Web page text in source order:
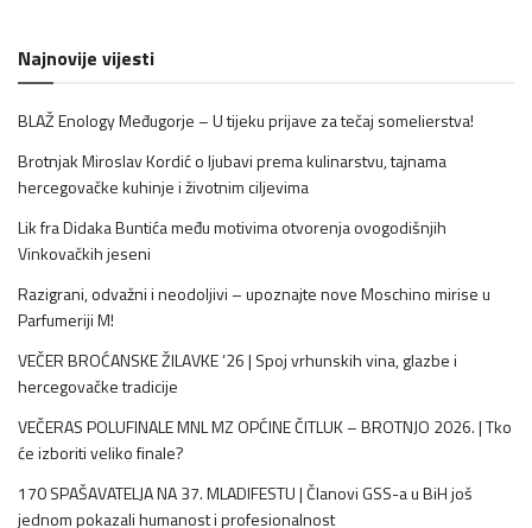
Najnovije vijesti
BLAŽ Enology Međugorje – U tijeku prijave za tečaj somelierstva!
Brotnjak Miroslav Kordić o ljubavi prema kulinarstvu, tajnama
hercegovačke kuhinje i životnim ciljevima
Lik fra Didaka Buntića među motivima otvorenja ovogodišnjih
Vinkovačkih jeseni
Razigrani, odvažni i neodoljivi – upoznajte nove Moschino mirise u
Parfumeriji M!
VEČER BROĆANSKE ŽILAVKE ’26 | Spoj vrhunskih vina, glazbe i
hercegovačke tradicije
VEČERAS POLUFINALE MNL MZ OPĆINE ČITLUK – BROTNJO 2026. | Tko
će izboriti veliko finale?
170 SPAŠAVATELJA NA 37. MLADIFESTU | Članovi GSS-a u BiH još
jednom pokazali humanost i profesionalnost